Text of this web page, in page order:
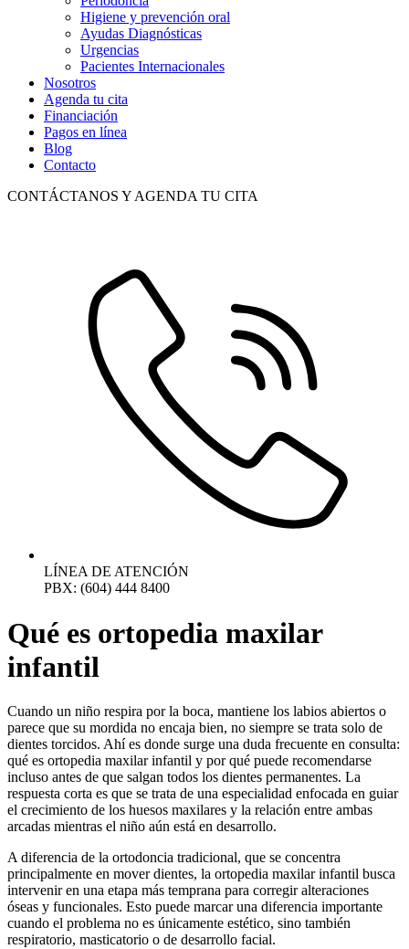
Higiene y prevención oral
Ayudas Diagnósticas
Urgencias
Pacientes Internacionales
Nosotros
Agenda tu cita
Financiación
Pagos en línea
Blog
Contacto
CONTÁCTANOS Y AGENDA TU CITA
LÍNEA DE ATENCIÓN
PBX: (604) 444 8400
Qué es ortopedia maxilar
infantil
Cuando un niño respira por la boca, mantiene los labios abiertos o
parece que su mordida no encaja bien, no siempre se trata solo de
dientes torcidos. Ahí es donde surge una duda frecuente en consulta:
qué es ortopedia maxilar infantil y por qué puede recomendarse
incluso antes de que salgan todos los dientes permanentes. La
respuesta corta es que se trata de una especialidad enfocada en guiar
el crecimiento de los huesos maxilares y la relación entre ambas
arcadas mientras el niño aún está en desarrollo.
A diferencia de la ortodoncia tradicional, que se concentra
principalmente en mover dientes, la ortopedia maxilar infantil busca
intervenir en una etapa más temprana para corregir alteraciones
óseas y funcionales. Esto puede marcar una diferencia importante
cuando el problema no es únicamente estético, sino también
respiratorio, masticatorio o de desarrollo facial.